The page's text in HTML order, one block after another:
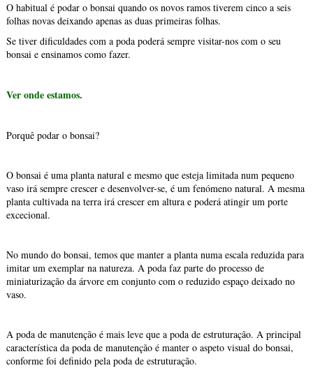
O habitual é podar o bonsai quando os novos ramos tiverem cinco a seis
folhas novas deixando apenas as duas primeiras folhas.
Se tiver dificuldades com a poda poderá sempre visitar-nos com o seu
bonsai e ensinamos como fazer.
Ver onde estamos.
Porquê podar o bonsai?
O bonsai é uma planta natural e mesmo que esteja limitada num pequeno
vaso irá sempre crescer e desenvolver-se, é um fenómeno natural. A mesma
planta cultivada na terra irá crescer em altura e poderá atingir um porte
excecional.
No mundo do bonsai, temos que manter a planta numa escala reduzida para
imitar um exemplar na natureza. A poda faz parte do processo de
miniaturização da árvore em conjunto com o reduzido espaço deixado no
vaso.
A poda de manutenção é mais leve que a poda de estruturação. A principal
característica da poda de manutenção é manter o aspeto visual do bonsai,
conforme foi definido pela poda de estruturação.